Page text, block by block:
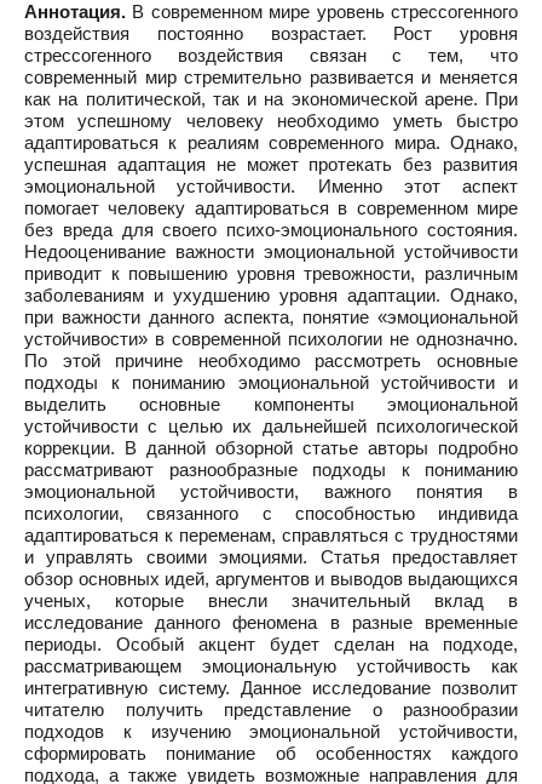
Аннотация. В современном мире уровень стрессогенного
воздействия постоянно возрастает. Рост уровня
стрессогенного воздействия связан с тем, что
современный мир стремительно развивается и меняется
как на политической, так и на экономической арене. При
этом успешному человеку необходимо уметь быстро
адаптироваться к реалиям современного мира. Однако,
успешная адаптация не может протекать без развития
эмоциональной устойчивости. Именно этот аспект
помогает человеку адаптироваться в современном мире
без вреда для своего психо-эмоционального состояния.
Недооценивание важности эмоциональной устойчивости
приводит к повышению уровня тревожности, различным
заболеваниям и ухудшению уровня адаптации. Однако,
при важности данного аспекта, понятие «эмоциональной
устойчивости» в современной психологии не однозначно.
По этой причине необходимо рассмотреть основные
подходы к пониманию эмоциональной устойчивости и
выделить основные компоненты эмоциональной
устойчивости с целью их дальнейшей психологической
коррекции. В данной обзорной статье авторы подробно
рассматривают разнообразные подходы к пониманию
эмоциональной устойчивости, важного понятия в
психологии, связанного с способностью индивида
адаптироваться к переменам, справляться с трудностями
и управлять своими эмоциями. Статья предоставляет
обзор основных идей, аргументов и выводов выдающихся
ученых, которые внесли значительный вклад в
исследование данного феномена в разные временные
периоды. Особый акцент будет сделан на подходе,
рассматривающем эмоциональную устойчивость как
интегративную систему. Данное исследование позволит
читателю получить представление о разнообразии
подходов к изучению эмоциональной устойчивости,
сформировать понимание об особенностях каждого
подхода, а также увидеть возможные направления для